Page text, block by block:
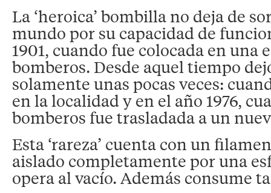
La ‘heroica’ bombilla no deja de
mundo por su capacidad de
1901, cuando fue colocada en una
bomberos. Desde aquel tiempo
solamente unas pocas veces:
en la localidad y en el año 1976,
bomberos fue trasladada a un
Esta ‘rareza’ cuenta con un
aislado completamente por una
opera al vacío. Además consume